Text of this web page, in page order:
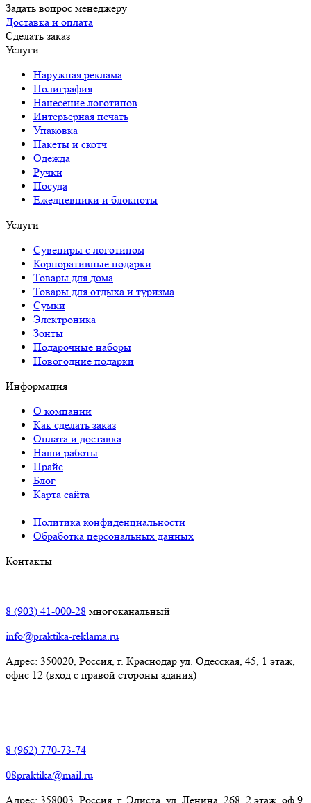
Задать вопрос менеджеру
Доставка и оплата
Сделать заказ
Услуги
Наружная реклама
Полиграфия
Нанесение логотипов
Интерьерная печать
Упаковка
Пакеты и скотч
Одежда
Ручки
Посуда
Ежедневники и блокноты
Услуги
Сувениры с логотипом
Корпоративные подарки
Товары для дома
Товары для отдыха и туризма
Сумки
Электроника
Зонты
Подарочные наборы
Новогодние подарки
Информация
О компании
Как сделать заказ
Оплата и доставка
Наши работы
Прайс
Блог
Карта сайта
Политика конфиденциальности
Обработка персональных данных
Контакты
8 (903) 41-000-28 многоканальный
info@praktika-reklama.ru
Адрес: 350020, Россия, г. Краснодар ул. Одесская, 45, 1 этаж,
офис 12 (вход с правой стороны здания)
8 (962) 770-73-74
08praktika@mail.ru
Адрес:​ 358003, Россия, г. Элиста, ул. Ленина, 268, 2 этаж, оф.9